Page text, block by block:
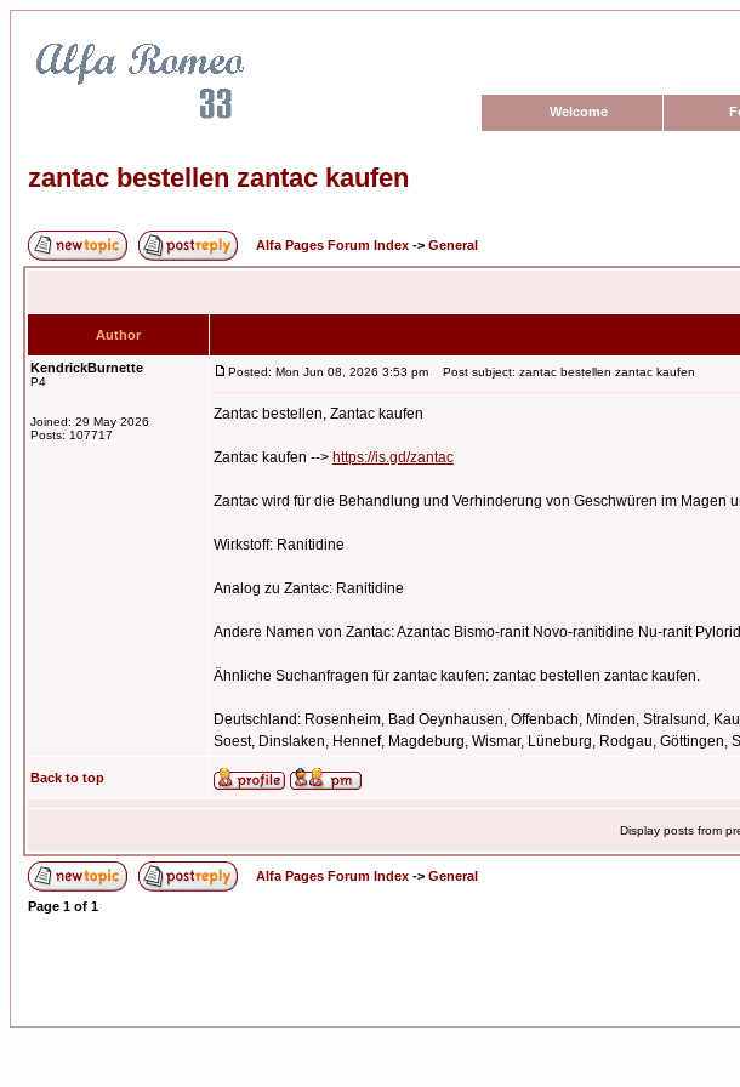
Welcome
zantac bestellen zantac kaufen
Alfa Pages Forum Index -> General
Author
KendrickBurnette
P4
Joined: 29 May 2026
Posts: 107717
Posted: Mon Jun 08, 2026 3:53 pm Post subject: zantac bestellen zantac kaufen
Zantac bestellen, Zantac kaufen
Zantac kaufen --> https://is.gd/zantac
Zantac wird für die Behandlung und Verhinderung von Geschwüren im
Wirkstoff: Ranitidine
Analog zu Zantac: Ranitidine
Andere Namen von Zantac: Azantac Bismo-ranit Novo-ranitidine Nu-ranit
Ähnliche Suchanfragen für zantac kaufen: zantac bestellen zantac kaufen.
Deutschland: Rosenheim, Bad Oeynhausen, Offenbach, Minden, Stralsund,
Soest, Dinslaken, Hennef, Magdeburg, Wismar, Lüneburg, Rodgau, Göttingen,
Back to top
Display posts from
Alfa Pages Forum Index -> General
Page 1 of 1